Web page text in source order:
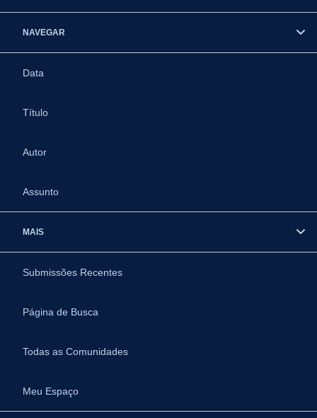
NAVEGAR
Data
Título
Autor
Assunto
MAIS
Submissões Recentes
Página de Busca
Todas as Comunidades
Meu Espaço